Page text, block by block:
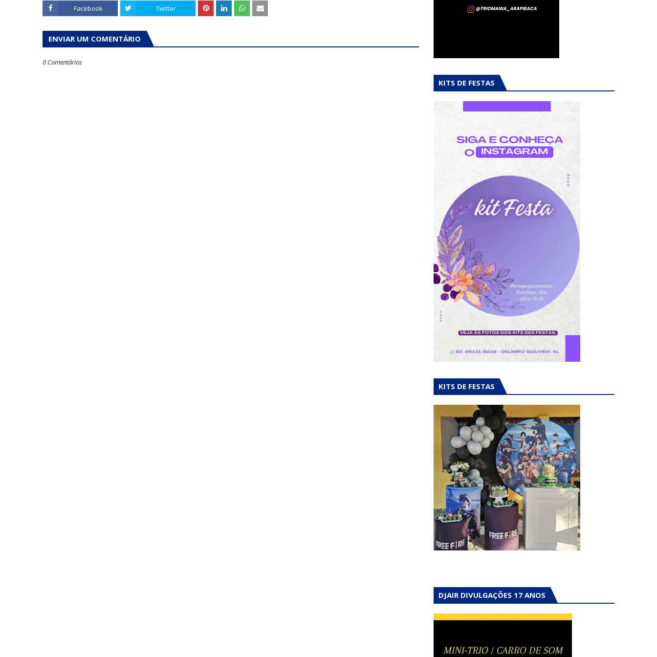
Facebook Twitter
ENVIAR UM COMENTÁRIO
0 Comentários
KITS DE FESTAS
KITS DE FESTAS
DJAIR DIVULGAÇÕES 17 ANOS